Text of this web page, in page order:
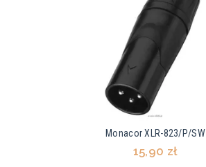
Monacor XLR-823/P/SW
15,90 zł